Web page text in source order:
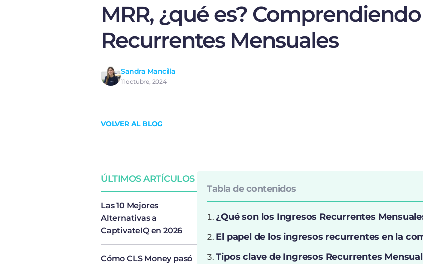
MRR, ¿qué es?
Recurrentes Mensuales
Sandra Mancilla
11 octubre, 2024
VOLVER AL BLOG
ÚLTIMOS ARTÍCULOS
Las 10 Mejores
Alternativas a
CaptivateIQ en 2026
Cómo CLS Money pasó
Tabla de contenidos
¿Qué son los Ingresos Recurrentes
El papel de los ingresos recurrentes en la
Tipos clave de Ingresos Recurrentes